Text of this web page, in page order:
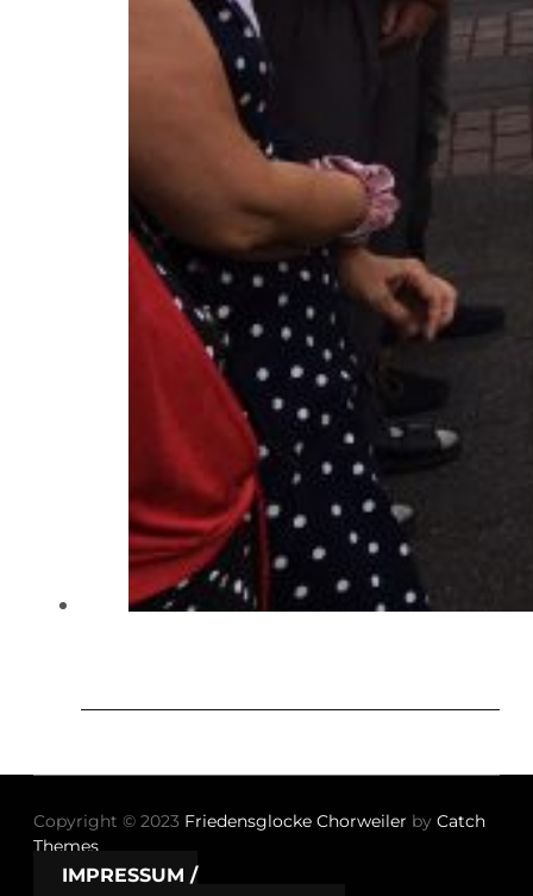
Copyright © 2023 Friedensglocke Chorweiler by Catch
Themes
IMPRESSUM /